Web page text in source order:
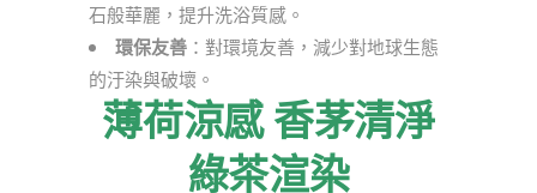
石般華麗，提升洗浴質感。
環保友善 ：對環境友善，減少對地球生態
的汙染與破壞。
薄荷涼感 香茅清淨
綠茶渲染